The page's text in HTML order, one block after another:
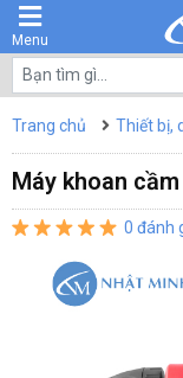
Menu
Trang chủ Thiết bị,
Máy khoan
0 đánh